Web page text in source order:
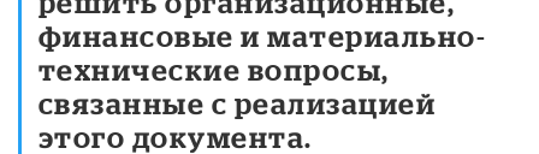
финансовые и материально-
технические вопросы,
связанные с реализацией
этого документа.